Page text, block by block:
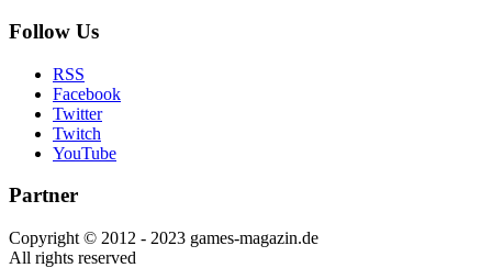
Follow Us
RSS
Facebook
Twitter
Twitch
YouTube
Partner
Copyright © 2012 - 2023 games-magazin.de
All rights reserved